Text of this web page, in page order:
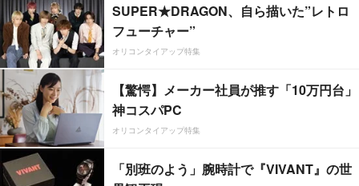
SUPER★DRAGON、自ら描いた”レトロ
フューチャー”
オリコンタイアップ特集
【驚愕】メーカー社員が推す「10万円台」
神コスパPC
オリコンタイアップ特集
「別班のよう」腕時計で『VIVANT』の世